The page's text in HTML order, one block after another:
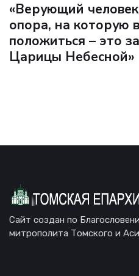
«Верующий
опора, на которую
положиться – это
Царицы Небесной»
Сайт создан по
митрополита Томского и